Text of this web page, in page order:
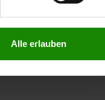
Alle erlauben